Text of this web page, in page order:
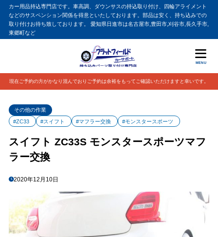
カー用品持込専門店です。車高調、ダウンサスの持込取り付け、四輪アライメント
などのサスペンション関係を得意といたしております。部品は安く、持ち込みでの
取り付けお待ち致しております。 愛知県日進市は名古屋市,豊田市,刈谷市,長久手市,
東郷町など
MENU
現在ご予約の方がかなり混んでおりご予約は余裕をもってご確認いただけますと幸いです。
その他の作業
#ZC33
#スイフト #マフラー交換 #モンスタースポーツ
スイフト ZC33S モンスタースポーツマフ
ラー交換
2020年12月10日